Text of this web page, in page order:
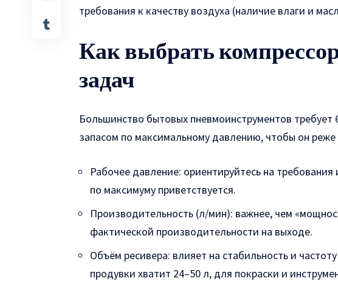
требования к качеству воздуха (наличие влаги и
Как выбрать
задач
Большинство бытовых пневмоинструментов
запасом по максимальному давлению, чтобы он
Рабочее давление: ориентируйтесь на
по максимуму приветствуется.
Производительность (л/мин): важнее, чем
фактической производительности на выходе.
Объём ресивера: влияет на стабильность и
продувки хватит 24–50 л, для покраски и